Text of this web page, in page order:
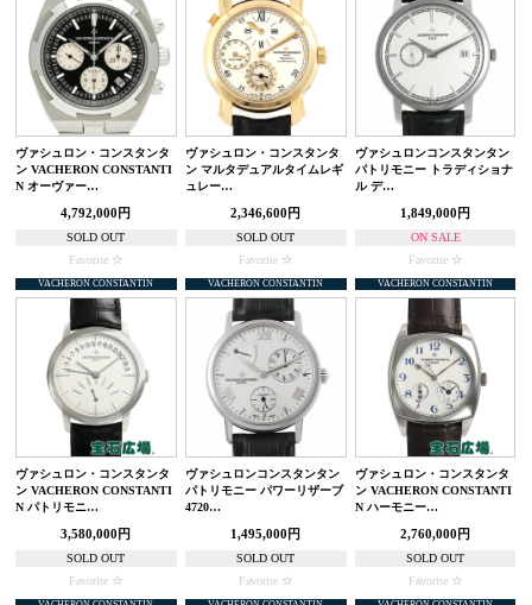
ヴァシュロン・コンスタンタ
ン VACHERON CONSTANTI
N オーヴァー…
4,792,000円
SOLD OUT
Favorite
ヴァシュロン・コンスタンタ
ン マルタデュアルタイムレギ
ュレー…
2,346,600円
SOLD OUT
Favorite
ヴァシュロンコンスタンタン
パトリモニー トラディショナ
ル デ…
1,849,000円
ON SALE
Favorite
VACHERON CONSTANTIN
ヴァシュロン・コンスタンタ
ン VACHERON CONSTANTI
N パトリモニ…
3,580,000円
SOLD OUT
Favorite
VACHERON CONSTANTIN
ヴァシュロンコンスタンタン
パトリモニー パワーリザーブ
4720…
1,495,000円
SOLD OUT
Favorite
VACHERON CONSTANTIN
ヴァシュロン・コンスタンタ
ン VACHERON CONSTANTI
N ハーモニー…
2,760,000円
SOLD OUT
Favorite